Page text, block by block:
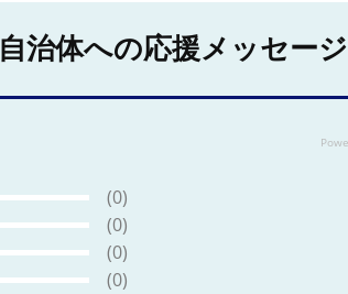
自治体への応援メッセージ
(0)
(0)
(0)
(0)